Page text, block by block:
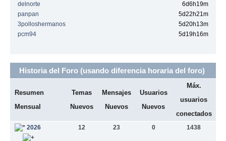
delnorte
6d6h19m
panpan
5d22h21m
3polloshermanos
5d20h13m
pcm94
5d19h16m
Historia del Foro (usando diferencia horaria del foro)
Resumen
Mensual
Temas
Nuevos
Mensajes
Nuevos
Usuarios
Nuevos
Máx.
usuarios
conectados
2026 12 23 0 1438